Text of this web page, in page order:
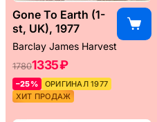
Gone To Earth (1-
st, UK), 1977
Barclay James Harvest
17801335 ₽
–25%
ОРИГИНАЛ 1977
ХИТ ПРОДАЖ